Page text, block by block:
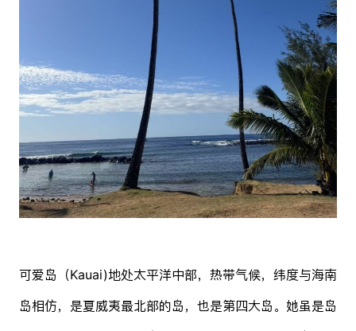
可爱岛（Kauai)地处太平洋中部，热带气候，纬度与海南
岛相仿，是夏威夷最北部的岛，也是第四大岛。她虽是岛